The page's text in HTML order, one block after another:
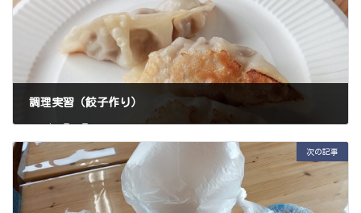
調理実習（餃子作り）
2025年5月24日
次の記事